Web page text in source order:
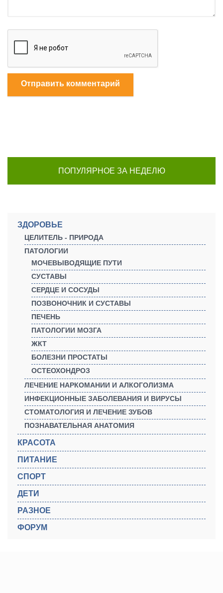
Отправить комментарий
ПОПУЛЯРНОЕ ЗА НЕДЕЛЮ
ЗДОРОВЬЕ
ЦЕЛИТЕЛЬ - ПРИРОДА
ПАТОЛОГИИ
МОЧЕВЫВОДЯЩИЕ ПУТИ
СУСТАВЫ
СЕРДЦЕ И СОСУДЫ
ПОЗВОНОЧНИК И СУСТАВЫ
ПЕЧЕНЬ
ПАТОЛОГИИ МОЗГА
ЖКТ
БОЛЕЗНИ ПРОСТАТЫ
ОСТЕОХОНДРОЗ
ЛЕЧЕНИЕ НАРКОМАНИИ И АЛКОГОЛИЗМА
ИНФЕКЦИОННЫЕ ЗАБОЛЕВАНИЯ И ВИРУСЫ
СТОМАТОЛОГИЯ И ЛЕЧЕНИЕ ЗУБОВ
ПОЗНАВАТЕЛЬНАЯ АНАТОМИЯ
КРАСОТА
ПИТАНИЕ
СПОРТ
ДЕТИ
РАЗНОЕ
ФОРУМ